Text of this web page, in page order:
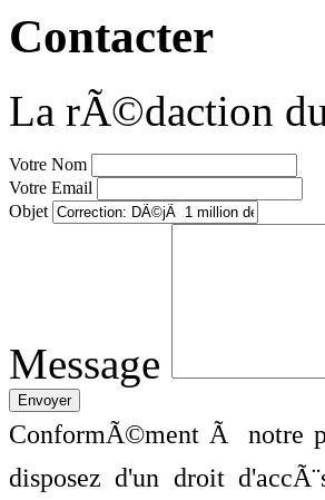
Contacter
La rÃ©daction
Votre Nom
Votre Email
Objet
Message
ConformÃ©ment Ã notre
disposez d'un droit